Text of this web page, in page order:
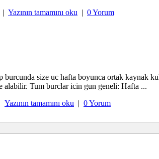
| Yazının tamamını oku | 0 Yorum
size uc hafta boyunca ortak kaynak
alabilir. Tum burclar icin gun geneli: Hafta ...
Yazının tamamını oku | 0 Yorum